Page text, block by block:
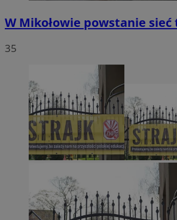
W Mikołowie powstanie
35